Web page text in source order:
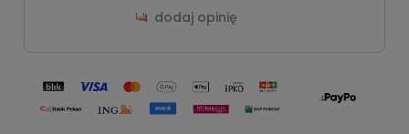
dodaj opinię